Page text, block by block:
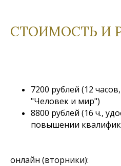
СТОИМОСТЬ И
7200 рублей (12
"Человек и мир")
8800 рублей (16 ч.,
повышении
онлайн (вторники):